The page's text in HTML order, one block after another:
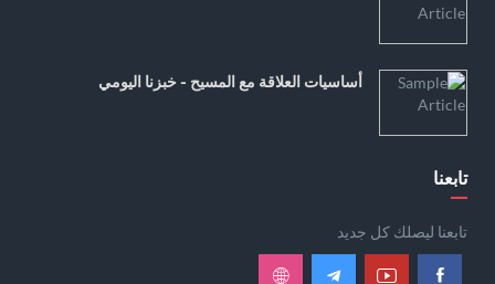
أساسيات العلاقة مع المسيح - خبزنا اليومي
تابعنا
تابعنا ليصلك كل جديد